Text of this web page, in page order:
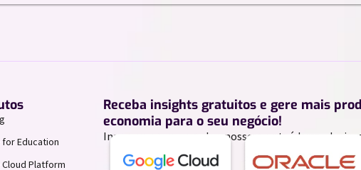
Education
Platform
Receba insights gratuitos e gere mais
economia para o seu negócio!
Inscreva-se para receber nossos conteúdos